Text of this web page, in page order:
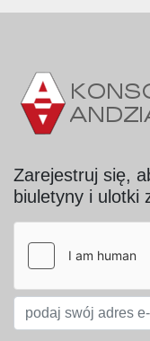
Zarejestruj się,
biuletyny i ulotki